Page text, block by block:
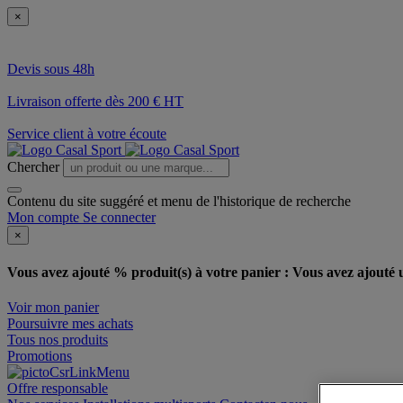
×
Devis sous 48h
Livraison offerte dès 200 € HT
Service client à votre écoute
Chercher
Contenu du site suggéré et menu de l'historique de recherche
Mon compte Se connecter
×
Vous avez ajouté % produit(s) à votre panier : Vous avez
Voir mon panier
Poursuivre mes achats
Tous nos produits
Promotions
Offre responsable